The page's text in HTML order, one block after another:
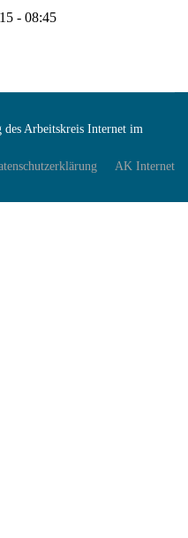
- 08:45
Arbeitskreis Internet im
AK Internet